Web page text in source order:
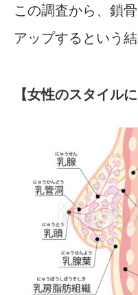
この調査から、鎖
アップするという
【女性のスタイル